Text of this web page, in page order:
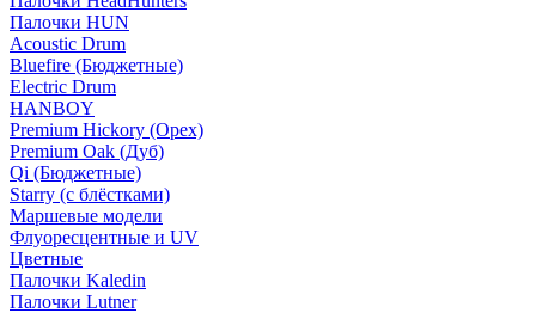
Палочки HUN
Acoustic Drum
Bluefire (Бюджетные)
Electric Drum
HANBOY
Premium Hickory (Орех)
Premium Oak (Дуб)
Qi (Бюджетные)
Starry (с блёстками)
Маршевые модели
Флуоресцентные и UV
Цветные
Палочки Kaledin
Палочки Lutner